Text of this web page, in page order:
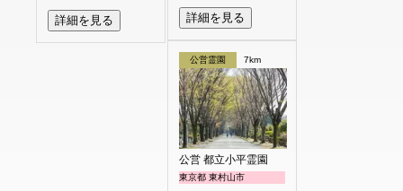
詳細を見る 詳細を見る
公営霊園 7km
公営 都立小平霊園
東京都 東村山市